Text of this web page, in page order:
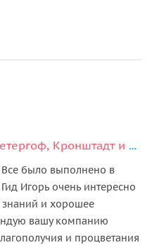
Большое путешествие — Петергоф, Кронштадт и форт Константин
Все было выполнено в
Игорь очень интересно
знаний и хорошее
вашу компанию
и процветания